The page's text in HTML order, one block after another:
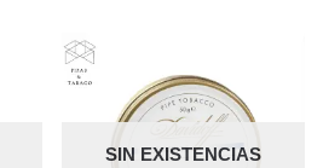
SIN EXISTENCIAS